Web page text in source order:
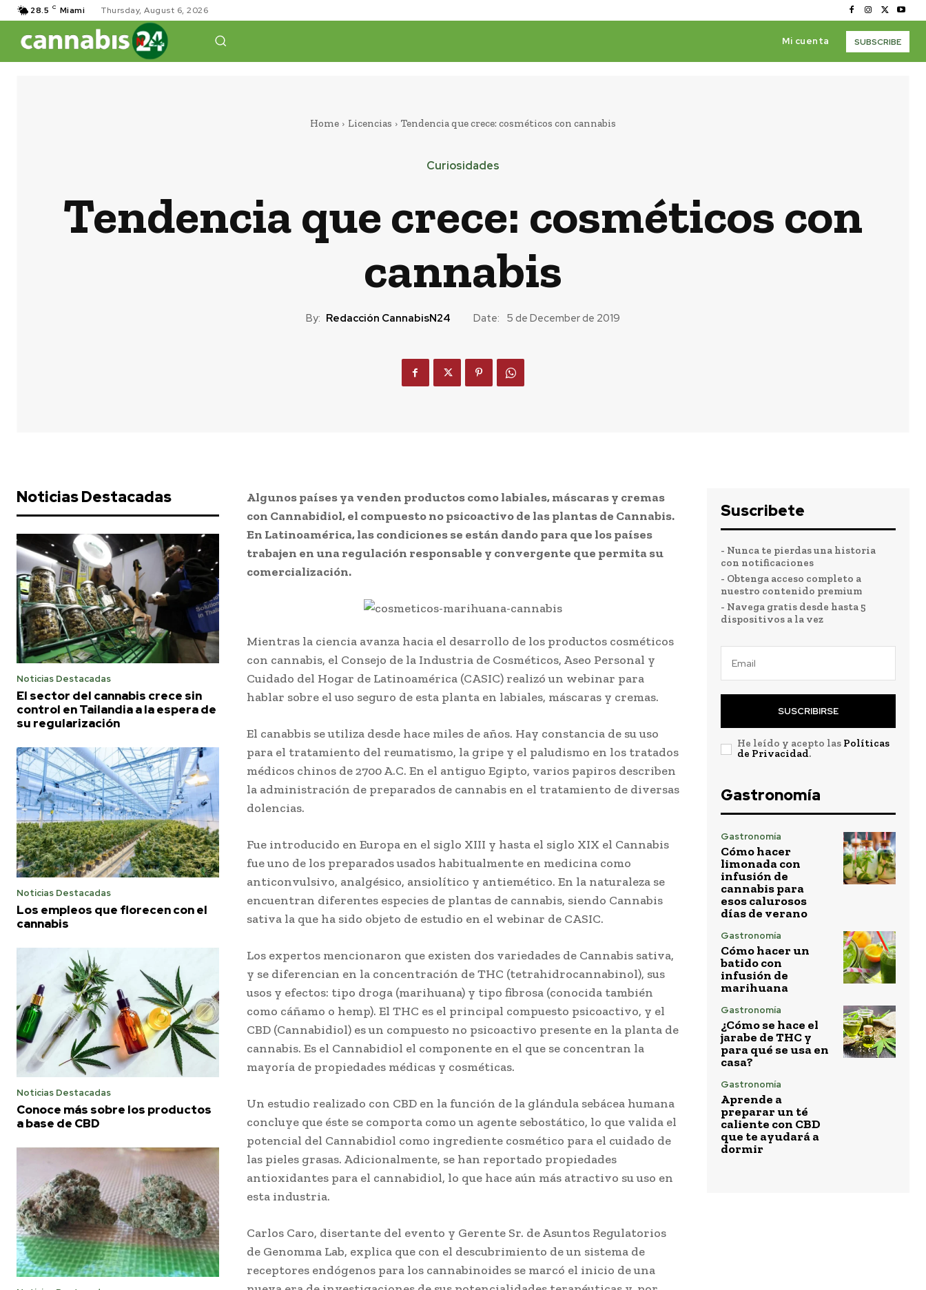
28.5 C Miami Thursday, August 6, 2026
Mi cuenta SUBSCRIBE
Home Licencias Tendencia que crece: cosméticos con cannabis
Curiosidades
Tendencia que crece: cosméticos con
cannabis
By: Redacción CannabisN24 Date: 5 de December de 2019
Noticias Destacadas
Noticias Destacadas
El sector del cannabis crece sin
control en Tailandia a la espera de
su regularización
Noticias Destacadas
Los empleos que florecen con el
cannabis
Noticias Destacadas
Conoce más sobre los productos
a base de CBD
Algunos países ya venden productos como labiales, máscaras y cremas
con Cannabidiol, el compuesto no psicoactivo de las plantas de Cannabis.
En Latinoamérica, las condiciones se están dando para que los países
trabajen en una regulación responsable y convergente que permita su
comercialización.
Mientras la ciencia avanza hacia el desarrollo de los productos cosméticos
con cannabis, el Consejo de la Industria de Cosméticos, Aseo Personal y
Cuidado del Hogar de Latinoamérica (CASIC) realizó un webinar para
hablar sobre el uso seguro de esta planta en labiales, máscaras y cremas.
El canabbis se utiliza desde hace miles de años. Hay constancia de su uso
para el tratamiento del reumatismo, la gripe y el paludismo en los tratados
médicos chinos de 2700 A.C. En el antiguo Egipto, varios papiros describen
la administración de preparados de cannabis en el tratamiento de diversas
dolencias.
Fue introducido en Europa en el siglo XIII y hasta el siglo XIX el Cannabis
fue uno de los preparados usados habitualmente en medicina como
anticonvulsivo, analgésico, ansiolítico y antiemético. En la naturaleza se
encuentran diferentes especies de plantas de cannabis, siendo Cannabis
sativa la que ha sido objeto de estudio en el webinar de CASIC.
Los expertos mencionaron que existen dos variedades de Cannabis sativa,
y se diferencian en la concentración de THC (tetrahidrocannabinol), sus
usos y efectos: tipo droga (marihuana) y tipo fibrosa (conocida también
como cáñamo o hemp). El THC es el principal compuesto psicoactivo, y el
CBD (Cannabidiol) es un compuesto no psicoactivo presente en la planta de
cannabis. Es el Cannabidiol el componente en el que se concentran la
mayoría de propiedades médicas y cosméticas.
Un estudio realizado con CBD en la función de la glándula sebácea humana
concluye que éste se comporta como un agente sebostático, lo que valida el
potencial del Cannabidiol como ingrediente cosmético para el cuidado de
las pieles grasas. Adicionalmente, se han reportado propiedades
antioxidantes para el cannabidiol, lo que hace aún más atractivo su uso en
esta industria.
Carlos Caro, disertante del evento y Gerente Sr. de Asuntos Regulatorios
de Genomma Lab, explica que con el descubrimiento de un sistema de
receptores endógenos para los cannabinoides se marcó el inicio de una
Suscribete
- Nunca te pierdas una historia
con notificaciones
- Obtenga acceso completo a
nuestro contenido premium
- Navega gratis desde hasta 5
dispositivos a la vez
SUSCRIBIRSE
He leído y acepto las Políticas
de Privacidad.
Gastronomía
Gastronomía
Cómo hacer
limonada con
infusión de
cannabis para
esos calurosos
días de verano
Gastronomía
Cómo hacer un
batido con
infusión de
marihuana
Gastronomía
¿Cómo se hace el
jarabe de THC y
para qué se usa en
casa?
Gastronomía
Aprende a
preparar un té
caliente con CBD
que te ayudará a
dormir